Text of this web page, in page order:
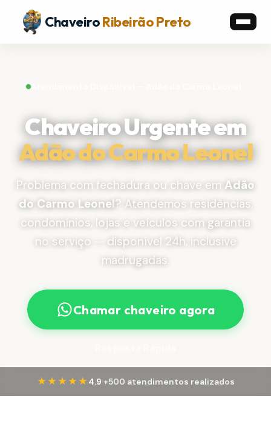
ChaveiroRibeirão Preto
Atendimento Disponível — Adão do Carmo Leonel
Chaveiro Urgente em
Adão do Carmo Leonel
Problema com fechadura ou chave em Adão
do Carmo Leonel? Atendemos residências,
condomínios, lojas e veículos com garantia
no serviço — disponível 24h, inclusive
madrugadas.
Chamar chaveiro agora
★★★★★ 4.9·+500 atendimentos realizados